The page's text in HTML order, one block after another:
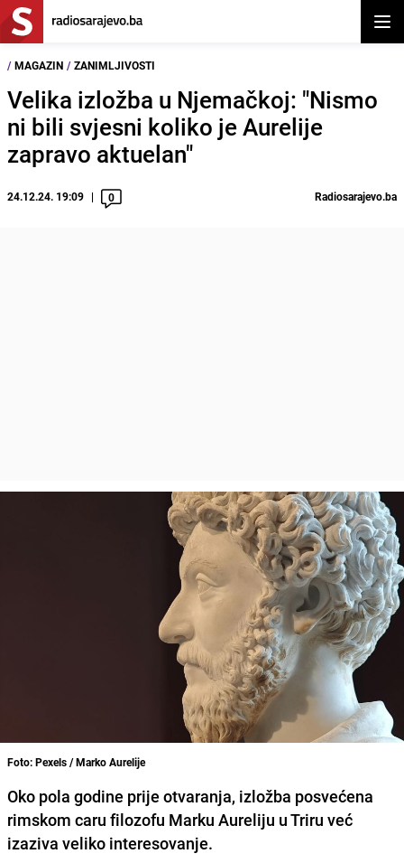
/ MAGAZIN / ZANIMLJIVOSTI
Velika izložba u Njemačkoj: "Nismo
ni bili svjesni koliko je Aurelije
zapravo aktuelan"
24.12.24. 19:09 0 Radiosarajevo.ba
Foto: Pexels / Marko Aurelije
Oko pola godine prije otvaranja, izložba posvećena
rimskom caru filozofu Marku Aureliju u Triru već
izaziva veliko interesovanje.